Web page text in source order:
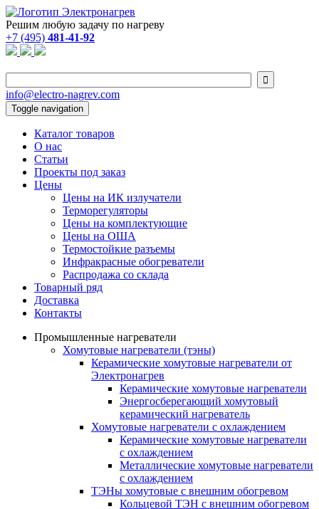
Решим любую задачу по нагреву
+7 (495) 481-41-92

info@electro-nagrev.com
Toggle navigation
Каталог товаров
О нас
Статьи
Проекты под заказ
Цены
Цены на ИК излучатели
Терморегуляторы
Цены на комплектующие
Цены на ОША
Термостойкие разъемы
Инфракрасные обогреватели
Распродажа со склада
Товарный ряд
Доставка
Контакты
Промышленные нагреватели
Хомутовые нагреватели (тэны)
Керамические хомутовые нагреватели от
Электронагрев
Керамические хомутовые нагреватели
Энергосберегающий хомутовый
керамический нагреватель
Хомутовые нагреватели с охлаждением
Керамические хомутовые нагреватели
с охлаждением
Металлические хомутовые нагреватели
с охлаждением
ТЭНы хомутовые с внешним обогревом
Кольцевой ТЭН с внешним обогревом